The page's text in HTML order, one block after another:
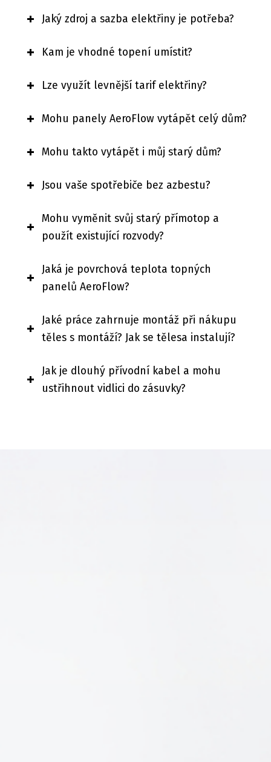
Jaký zdroj a sazba elektřiny je potřeba?
Kam je vhodné topení umístit?
Lze využít levnější tarif elektřiny?
Mohu panely AeroFlow vytápět celý dům?
Mohu takto vytápět i můj starý dům?
Jsou vaše spotřebiče bez azbestu?
Mohu vyměnit svůj starý přímotop a
použít existující rozvody?
Jaká je povrchová teplota topných
panelů AeroFlow?
Jaké práce zahrnuje montáž při nákupu
těles s montáží? Jak se tělesa instalují?
Jak je dlouhý přívodní kabel a mohu
ustřihnout vidlici do zásuvky?